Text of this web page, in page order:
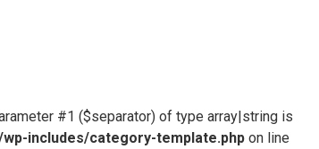
#1 ($separator) of type array|string is
includes/category-template.php on line